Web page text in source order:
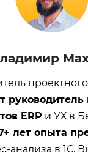
ERP и УХ в
лет опыта
анализа в 1С.